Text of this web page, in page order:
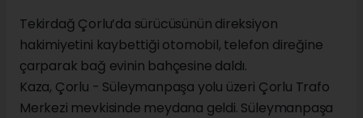
Tekirdağ Çorlu’da sürücüsünün direksiyon
hakimiyetini kaybettiği otomobil, telefon direğine
çarparak bağ evinin bahçesine daldı.
Kaza, Çorlu - Süleymanpaşa yolu üzeri Çorlu Trafo
Merkezi mevkisinde meydana geldi. Süleymanpaşa